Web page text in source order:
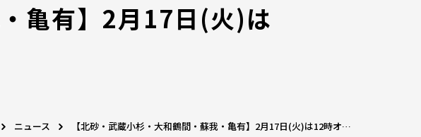
亀有】2月17日(火)は
ニュース 【北砂・武蔵小杉・大和鶴間・蘇我・亀有】2月17日(火)は12時オープンとなります